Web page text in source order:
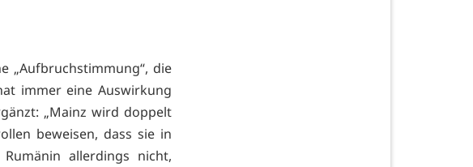
„Aufbruchstimmung“, die
immer eine Auswirkung
„Mainz wird doppelt
beweisen, dass sie in
allerdings nicht,